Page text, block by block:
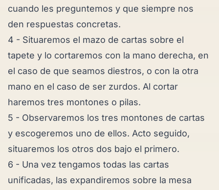
cuando les preguntemos y que siempre nos
den respuestas concretas.
4 - Situaremos el mazo de cartas sobre el
tapete y lo cortaremos con la mano derecha, en
el caso de que seamos diestros, o con la otra
mano en el caso de ser zurdos. Al cortar
haremos tres montones o pilas.
5 - Observaremos los tres montones de cartas
y escogeremos uno de ellos. Acto seguido,
situaremos los otros dos bajo el primero.
6 - Una vez tengamos todas las cartas
unificadas, las expandiremos sobre la mesa